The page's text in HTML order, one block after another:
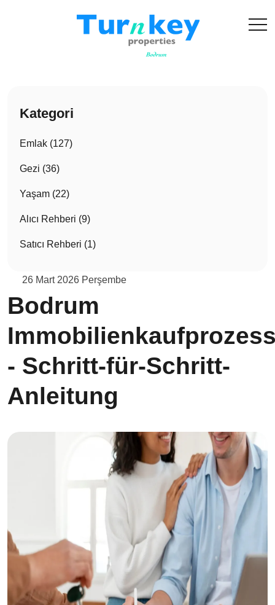
Kategori
Emlak (127)
Gezi (36)
Yaşam (22)
Alıcı Rehberi (9)
Satıcı Rehberi (1)
26 Mart 2026 Perşembe
Bodrum
- Schritt-für-Schritt-
Anleitung